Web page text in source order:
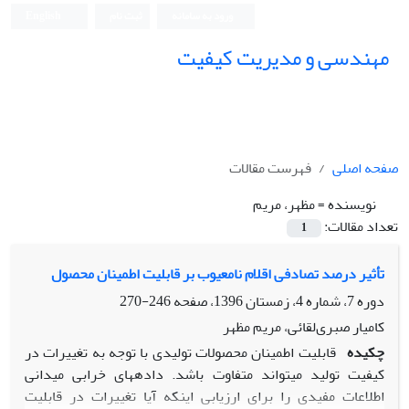
مهندسی و مدیریت کیفیت
صفحه اصلی
فهرست مقالات
نویسنده =مظهر، مریم
تعداد مقالات:
1
تأثیر درصد تصادفی اقلام نامعیوب بر قابلیت اطمینان محصول
دوره 7، شماره 4، زمستان 1396، صفحه
246-270
کامیار صبری‌لقائی، مریم مظهر
چکیده قابلیت اطمینان محصولات تولیدی با توجه به تغییرات در
کیفیت تولید می­تواند متفاوت باشد. داده­های خرابی میدانی
اطلاعات مفیدی را برای ارزیابی اینکه آیا تغییرات در قابلیت